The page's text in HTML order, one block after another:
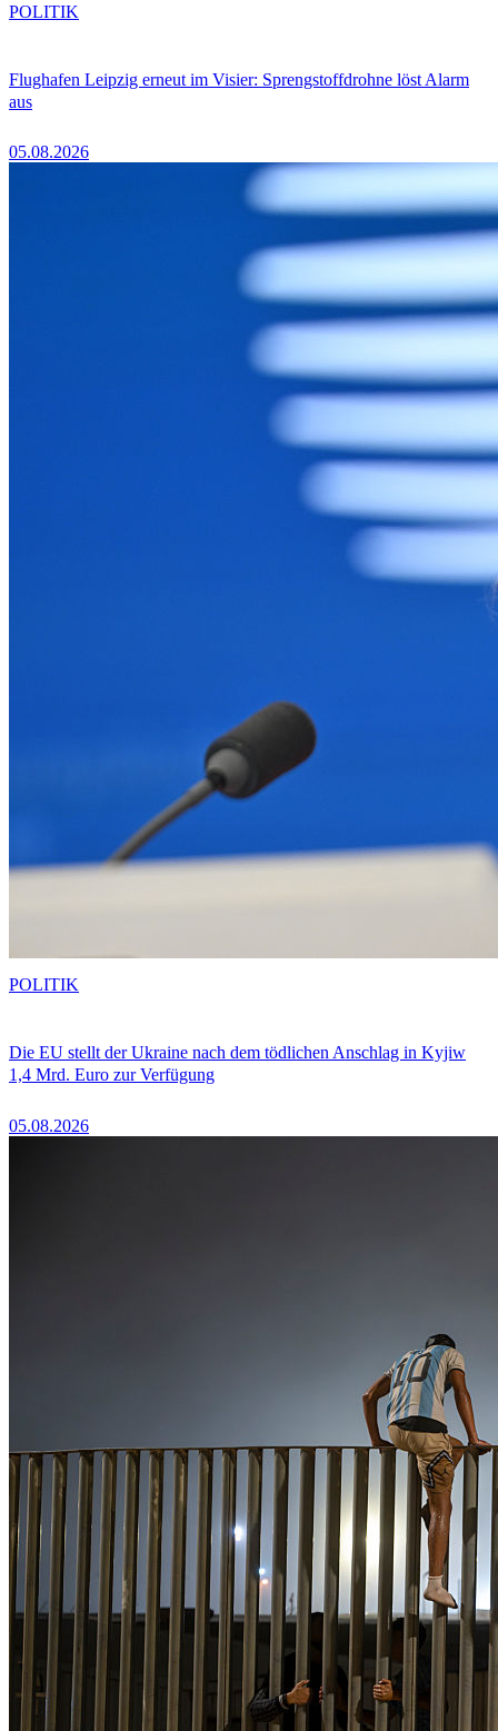
Flughafen Leipzig erneut im Visier: Sprengstoffdrohne löst Alarm
aus
05.08.2026
POLITIK
Die EU stellt der Ukraine nach dem tödlichen Anschlag in Kyjiw
1,4 Mrd. Euro zur Verfügung
05.08.2026
POLITIK